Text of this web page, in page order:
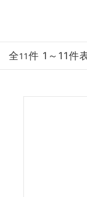
全11件 1～11件